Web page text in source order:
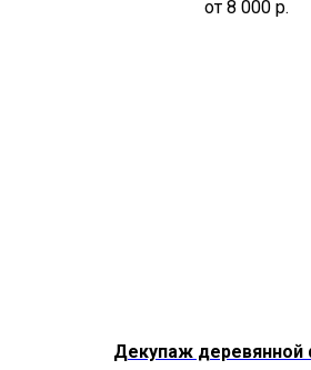
от 8 000 р.
Декупаж деревянной